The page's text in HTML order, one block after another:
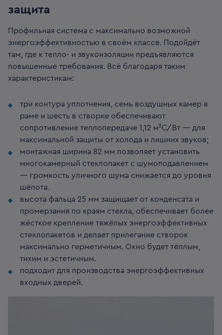
защита
Профильная система с максимально возможной
энергоэффективностью в своём классе. Подойдёт
там, где к тепло- и звукоизоляции предъявляются
повышенные требования. Всё благодаря таким
характеристикам:
три контура уплотнения, семь воздушных камер в
раме и шесть в створке обеспечивают
сопротивление теплопередаче 1,12 м²С/Вт — для
максимальной защиты от холода и лишних звуков;
монтажная ширина 82 мм позволяет установить
многокамерный стеклопакет с шумоподавлением
— громкость уличного шума снижается до уровня
шёпота.
высота фальца 25 мм защищает от конденсата и
промерзания по краям стекла, обеспечивает более
жёсткое крепление тяжёлых энергоэффективных
стеклопакетов и делает прилегание створок
максимально герметичным. Окно будет тёплым,
тихим и эстетичным.
подходит для производства энергоэффективных
входных дверей.